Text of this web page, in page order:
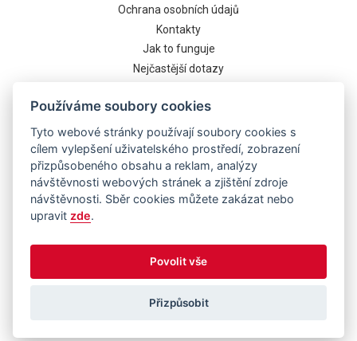
Ochrana osobních údajů
Kontakty
Jak to funguje
Nejčastější dotazy
Používáme soubory cookies
Tyto webové stránky používají soubory cookies s
cílem vylepšení uživatelského prostředí, zobrazení
přizpůsobeného obsahu a reklam, analýzy
návštěvnosti webových stránek a zjištění zdroje
návštěvnosti. Sběr cookies můžete zakázat nebo
upravit zde.
Povolit vše
Přizpůsobit